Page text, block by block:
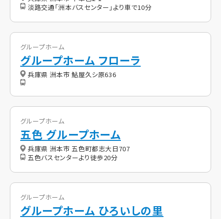
淡路交通「洲本バスセンター」より車で10分
グループホーム
グループホーム フローラ
兵庫県 洲本市 鮎屋久シ原636
グループホーム
五色 グループホーム
兵庫県 洲本市 五色町都志大日707
五色バスセンターより徒歩20分
グループホーム
グループホーム ひろいしの里